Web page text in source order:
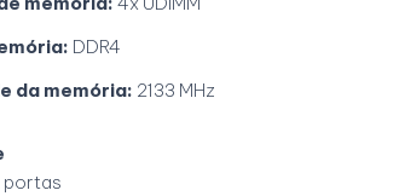
DDR4
da memória: 2133 MHz
portas